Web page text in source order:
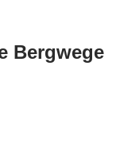
Bergwege